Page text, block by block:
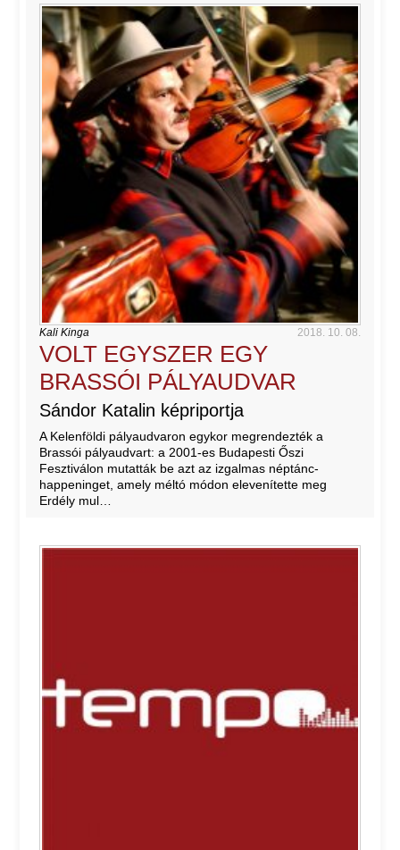
Kali Kinga 2018. 10. 08.
VOLT EGYSZER EGY
BRASSÓI PÁLYAUDVAR
Sándor Katalin képriportja
A Kelenföldi pályaudvaron egykor megrendezték a
Brassói pályaudvart: a 2001-es Budapesti Őszi
Fesztiválon mutatták be azt az izgalmas néptánc-
happeninget, amely méltó módon elevenítette meg
Erdély mul…